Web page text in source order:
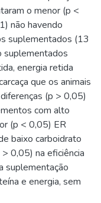
o menor (p <
não havendo
suplementados (13
suplementados
energia retida
que os animais
(p > 0,05)
com alto
(p < 0,05) ER
baixo carboidrato
0,05) na eficiência
suplementação
e energia, sem